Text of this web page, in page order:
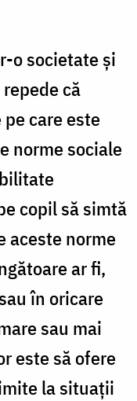
o societate și
că
care este
norme sociale
copil să simtă
aceste norme
ar fi,
în oricare
sau mai
este să ofere
la situații